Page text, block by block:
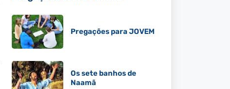
Pregações para JOVEM
Os sete banhos de
Naamã